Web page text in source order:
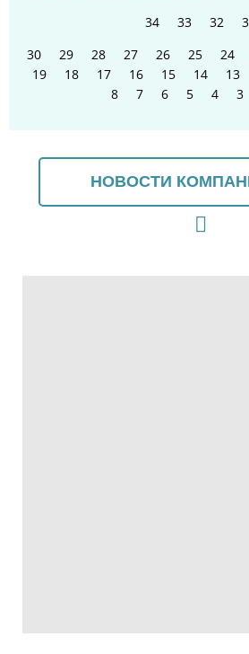
34
33 32
30
29 28 27 26 25 24
19
18 17 16 15 14 13
8
7 6 5 4 3
НОВОСТИ